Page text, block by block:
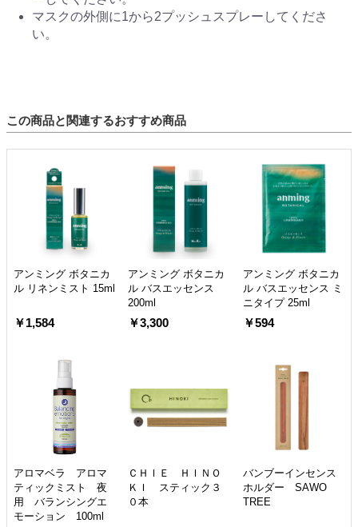
マスクの外側に1から2プッシュスプレーしてくださ
い。
この商品と関連するおすすめ商品
アンミング ボタニカ
ル リネンミスト 15ml
￥1,584
アンミング ボタニカ
ル バスエッセンス
200ml
￥3,300
アンミング ボタニカ
ル バスエッセンス ミ
ニタイプ 25ml
￥594
アロマベラ アロマ
ティックミスト 夜
用 バランシングエ
モーション 100ml
ＣＨＩＥ ＨＩＮＯ
ＫＩ スティック３
０本
バンブーインセンス
ホルダー SAWO
TREE